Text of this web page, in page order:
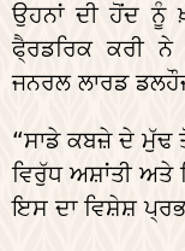
ਉਹਨਾਂ ਦੀ ਹੋਂਦ ਨੂੰ
ਫੈ੍ਰਡਰਿਕ ਕਰੀ
ਜਨਰਲ ਲਾਰਡ
“ਸਾਡੇ ਕਬਜ਼ੇ ਦੇ ਮੁੱਢ
ਵਿਰੁੱਧ ਅਸ਼ਾਂਤੀ
ਇਸ ਦਾ ਵਿਸ਼ੇਸ਼